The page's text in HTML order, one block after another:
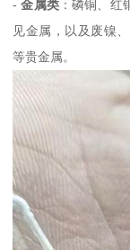
-金属类：磷铜、红
见金属，以及废镍
等贵金属。